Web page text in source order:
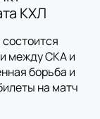
КХЛ
между СКА и
борьба и
на матч